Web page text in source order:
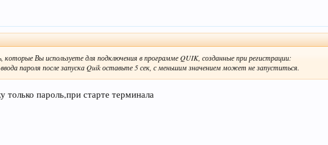
Вы используете для подключения в программе QUIK, созданные при регистрации:
пароля после запуска Quik оставьте 5 сек, с меньшим значением может не запуститься.
пароль,при старте терминала